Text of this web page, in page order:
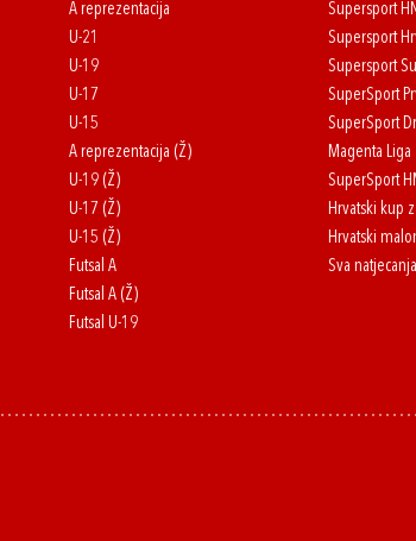
A reprezentacija
U-21
U-19
U-17
U-15
A reprezentacija (Ž)
U-19 (Ž)
U-17 (Ž)
U-15 (Ž)
Futsal A
Futsal A (Ž)
Futsal U-19
Supersport
Supersport
Supersport
SuperSport
SuperSport
Magenta Liga
SuperSport
Hrvatski kup
Hrvatski
Sva natjecanja